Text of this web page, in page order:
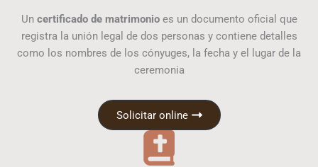
Un certificado de matrimonioes un documento oficial que
registra la unión legal de dos personas y contiene detalles
como los nombres de los cónyuges, la fecha y el lugar de la
ceremonia
Solicitar online